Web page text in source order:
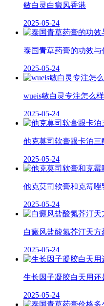
敏白灵白癜风香港
2025-05-24
泰国青草药膏的功效与
2025-05-24
wueis敏白灵专注怎么样
2025-05-24
他克莫司软膏跟卡泊
2025-05-24
他克莫司软膏和克霉唑
2025-05-24
白癜风盐酸氮芥汀天方
2025-05-24
生长因子凝胶白天用还
2025-05-24